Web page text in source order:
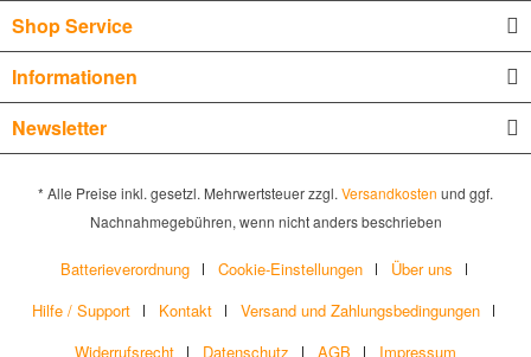
Shop Service
Informationen
Newsletter
* Alle Preise inkl. gesetzl. Mehrwertsteuer zzgl. Versandkosten und ggf.
Nachnahmegebühren, wenn nicht anders beschrieben
Batterieverordnung Cookie-Einstellungen
Über uns
Hilfe / Support
Kontakt
Versand und Zahlungsbedingungen
Widerrufsrecht
Datenschutz AGB Impressum